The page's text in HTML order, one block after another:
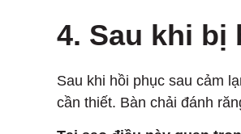
4. Sau khi bị
Sau khi hồi phục sau cảm
cần thiết. Bàn chải đánh